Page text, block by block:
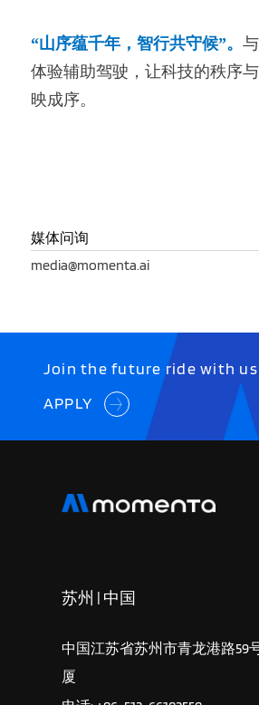
“山序蕴千年，智行共守候”。 与
体验辅助驾驶，让科技的秩序
映成序。
媒体问询
media@momenta.ai
Join the future ride with us
APPLY
苏州 | 中国
中国江苏省苏州市青龙港路59
厦